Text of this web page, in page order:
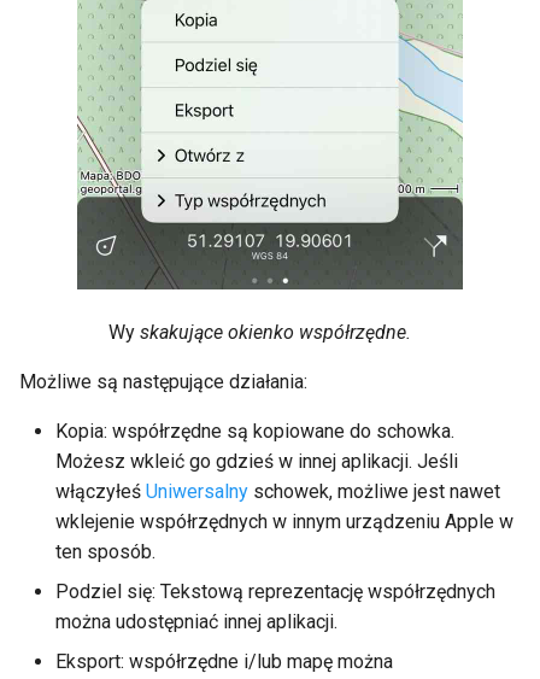
Wy skakujące okienko współrzędne.
Możliwe są następujące działania:
Kopia: współrzędne są kopiowane do schowka.
Możesz wkleić go gdzieś w innej aplikacji. Jeśli
włączyłeś Uniwersalny schowek, możliwe jest nawet
wklejenie współrzędnych w innym urządzeniu Apple w
ten sposób.
Podziel się: Tekstową reprezentację współrzędnych
można udostępniać innej aplikacji.
Eksport: współrzędne i/lub mapę można